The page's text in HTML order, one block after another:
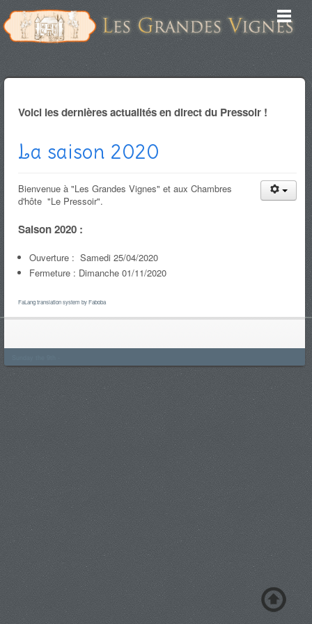
Voici les dernières actualités en direct du Pressoir !
La saison 2020
Bienvenue à "Les Grandes Vignes" et aux Chambres
d'hôte "Le Pressoir".
Saison 2020 :
Ouverture : Samedi 25/04/2020
Fermeture : Dimanche 01/11/2020
FaLang translation system by Faboba